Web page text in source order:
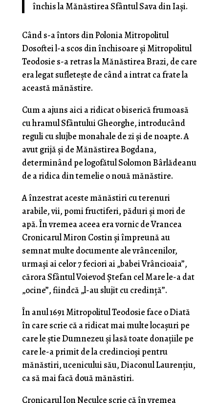
închis la Mănăstirea Sfântul Sava din Iaşi.
Când s-a întors din Polonia Mitropolitul
Dosoftei l-a scos din închisoare şi Mitropolitul
Teodosie s-a retras la Mănăstirea Brazi, de care
era legat sufleteşte de când a intrat ca frate la
această mănăstire.
Cum a ajuns aici a ridicat o biserică frumoasă
cu hramul Sfântului Gheorghe, introducând
reguli cu slujbe monahale de zi şi de noapte. A
avut grijă şi de Mănăstirea Bogdana,
determinând pe logofătul Solomon Bârlădeanu
de a ridica din temelie o nouă mănăstire.
A înzestrat aceste mănăstiri cu terenuri
arabile, vii, pomi fructiferi, păduri şi mori de
apă. În vremea aceea era vornic de Vrancea
Cronicarul Miron Costin şi împreună au
semnat multe documente ale vrâncenilor,
urmaşi ai celor 7 feciori ai „babei Vrâncioaia”,
cărora Sfântul Voievod Ştefan cel Mare le-a dat
„ocine”, fiindcă „l-au slujit cu credinţă”.
În anul 1691 Mitropolitul Teodosie face o Diată
în care scrie că a ridicat mai multe locaşuri pe
care le ştie Dumnezeu şi lasă toate donaţiile pe
care le-a primit de la credincioşi pentru
mănăstiri, ucenicului său, Diaconul Laurenţiu,
ca să mai facă două mănăstiri.
Cronicarul Ion Neculce scrie că în vremea